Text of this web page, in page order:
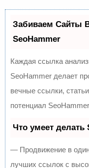
Забиваем Сайты
SeoHammer
Каждая ссылка
SeoHammer делает
вечные ссылки,
потенциал
Что умеет делать
— Продвижение в один
лучших ссылок с